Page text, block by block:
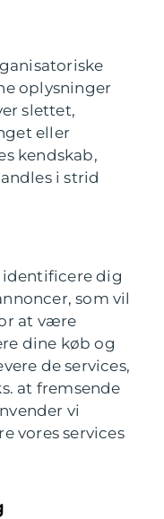
oplysninger
slettet,
eller
kendskab,
i strid
dig
som vil
at være
dine køb og
de services,
at fremsende
vi
vores services